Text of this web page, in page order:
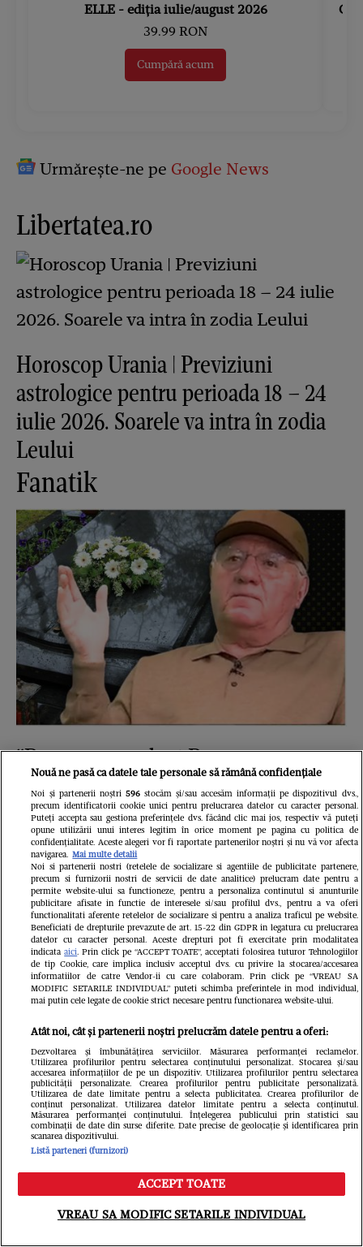
ELLE - ediția iulie/august 2026
39.99 RON
Cumpără acum
Urmărește-ne pe Google News
Libertatea.ro
Horoscop Urania | Previziuni
astrologice pentru perioada 18 – 24
iulie 2026. Soarele va intra în zodia
Leului
Fanatik
”De ce nu m-a luat Dumnezeu pe
mine?”. Mitică Dragomir, dezvăluiri
cutremurătoare despre moartea
fiului său cel mare
GSP.ro
Nuntă în circuitul WTA! Daria
Kasatkina și iubita ei s-au căsătorit în
Grecia, dar petrecerea nu a fost
lipsită de controverse
Redactia.ro
Meniu Caută
Nouă ne pasă ca datele tale personale să rămână confidențiale
Noi și partenerii noștri 596stocăm și/sau accesăm informații pe dispozitivul dvs.,
precum identificatorii cookie unici pentru prelucrarea datelor cu caracter personal.
Puteți accepta sau gestiona preferințele dvs. făcând clic mai jos, respectiv vă puteți
opune utilizării unui interes legitim în orice moment pe pagina cu politica de
confidențialitate. Aceste alegeri vor fi raportate partenerilor noștri și nu vă vor afecta
navigarea. Mai multe detalii
Noi si partenerii nostri (retelele de socializare si agentiile de publicitate partenere,
precum si furnizorii nostri de servicii de date analitice) prelucram date pentru a
permite website-ului sa functioneze, pentru a personaliza continutul si anunturile
publicitare afisate in functie de interesele si/sau profilul dvs., pentru a va oferi
functionalitati aferente retelelor de socializare si pentru a analiza traficul pe website.
Beneficiati de drepturile prevazute de art. 15-22 din GDPR in legatura cu prelucrarea
datelor cu caracter personal. Aceste drepturi pot fi exercitate prin modalitatea
indicataaici. Prin click pe “ACCEPT TOATE”, acceptati folosirea tuturor Tehnologiilor
de tip Cookie, care implica inclusiv acceptul dvs. cu privire la stocarea/accesarea
informatiilor de catre Vendor-ii cu care colaboram. Prin click pe “VREAU SA
MODIFIC SETARILE INDIVIDUAL” puteti schimba preferintele in mod individual,
mai putin cele legate de cookie strict necesare pentru functionarea website-ului.
Atât noi, cât și partenerii noștri prelucrăm datele pentru a oferi:
Dezvoltarea și îmbunătățirea serviciilor. Măsurarea performanței reclamelor.
Utilizarea profilurilor pentru selectarea conținutului personalizat. Stocarea și/sau
accesarea informațiilor de pe un dispozitiv. Utilizarea profilurilor pentru selectarea
publicității personalizate. Crearea profilurilor pentru publicitate personalizată.
Utilizarea de date limitate pentru a selecta publicitatea. Crearea profilurilor de
conținut personalizat. Utilizarea datelor limitate pentru a selecta conținutul.
Măsurarea performanței conținutului. Înțelegerea publicului prin statistici sau
combinații de date din surse diferite. Date precise de geolocație și identificarea prin
scanarea dispozitivului.
Listă parteneri (furnizori)
ACCEPT TOATE
VREAU SA MODIFIC SETARILE INDIVIDUAL